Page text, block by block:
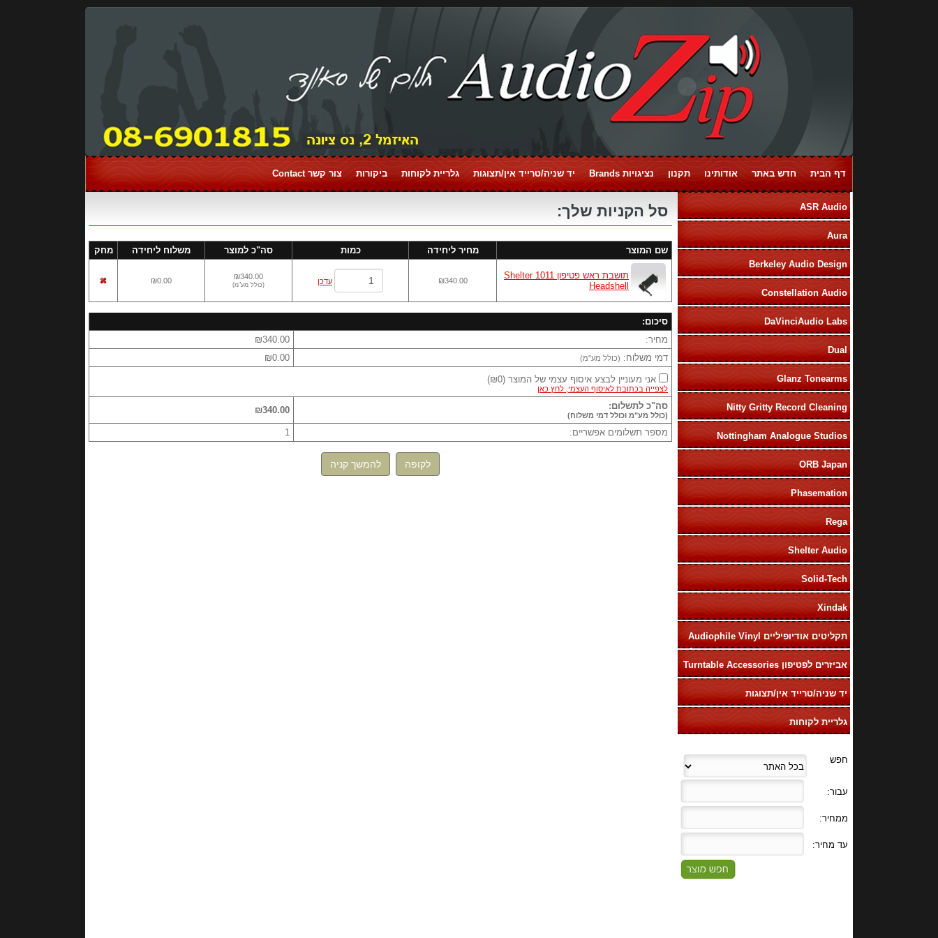
דף הבית חדש באתר אודותינו תקנון נציגויות Brands יד שניה/טרייד אין/תצוגות גלריית לקוחות ביקורות צור קשר Contact
ASR Audio
Aura
Berkeley Audio Design
Constellation Audio
DaVinciAudio Labs
Dual
Glanz Tonearms
Nitty Gritty Record Cleaning
Nottingham Analogue Studios
ORB Japan
Phasemation
Rega
Shelter Audio
Solid-Tech
Xindak
תקליטים אודיופיליים Audiophile Vinyl
LP
אביזרים לפטיפון Turntable Accessories
יד שניה/טרייד אין/תצוגות
גלריית לקוחות
סל הקניות שלך:
שם המוצר מחיר ליחידה כמות סה"כ למוצר משלוח ליחידה מחק
תושבת ראש פטיפון Shelter 1011
Headshell
₪340.00 עדכן
₪340.00
(כולל מע"מ)
₪0.00
סיכום:
מחיר:
₪340.00
דמי משלוח: (כולל מע"מ) ₪0.00
אני מעוניין לבצע איסוף עצמי של המוצר (
₪0
)
לצפייה בכתובת לאיסוף העצמי, לחץ כאן
סה"כ לתשלום:
(כולל מע"מ וכולל דמי משלוח) ₪340.00
מספר תשלומים אפשריים: 1
לקופה להמשך קניה